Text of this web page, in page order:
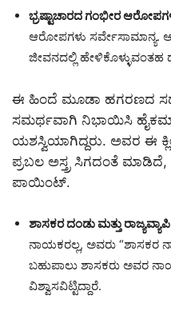
ಭ್ರಷ್ಟಾಚಾರದ ಗಂಭೀರ
ಆರೋಪಗಳು ಸರ್ವೇಸಾಮಾನ್ಯ.
ಜೀವನದಲ್ಲಿ ಹೇಳಿಕೊಳ್ಳುವಂತಹ
ಈ ಹಿಂದೆ ಮೂಡಾ ಹಗರಣದ
ಸಮರ್ಥವಾಗಿ ನಿಭಾಯಿಸಿ
ಯಶಸ್ವಿಯಾಗಿದ್ದರು. ಅವರ ಈ
ಪ್ರಬಲ ಅಸ್ತ್ರ ಸಿಗದಂತೆ
ಪಾಯಿಂಟ್.
ಶಾಸಕರ ದಂಡು ಮತ್ತು
ನಾಯಕರಲ್ಲ, ಅವರು “ಶಾಸಕರ
ಬಹುಪಾಲು ಶಾಸಕರು ಅವರ
ವಿಶ್ವಾಸವಿಟ್ಟಿದ್ದಾರೆ.